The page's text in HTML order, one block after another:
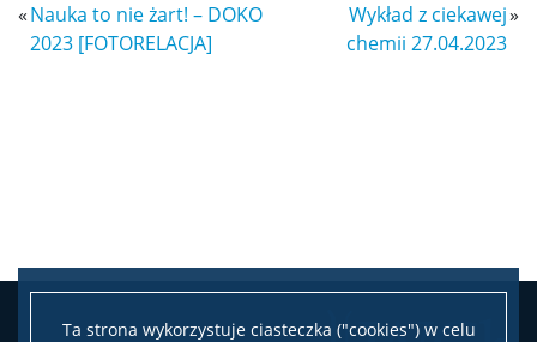
Ta strona wykorzystuje ciasteczka ("cookies") w celu
Zjazd Dziekanów Wydziałów Chemicznych 2026
«Nauka to nie żart! – DOKO
2023 [FOTORELACJA]
Wykład z ciekawej
chemii 27.04.2023
»